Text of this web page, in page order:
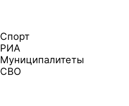
Спорт
РИА
Муниципалитеты
СВО